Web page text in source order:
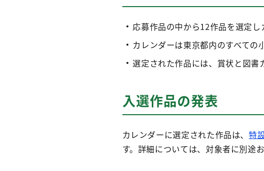
応募作品の中から12作品を選定し
カレンダーは東京都内のすべての
選定された作品には、賞状と図書
入選作品の発表
カレンダーに選定された作品は、特
す。詳細については、対象者に別途お